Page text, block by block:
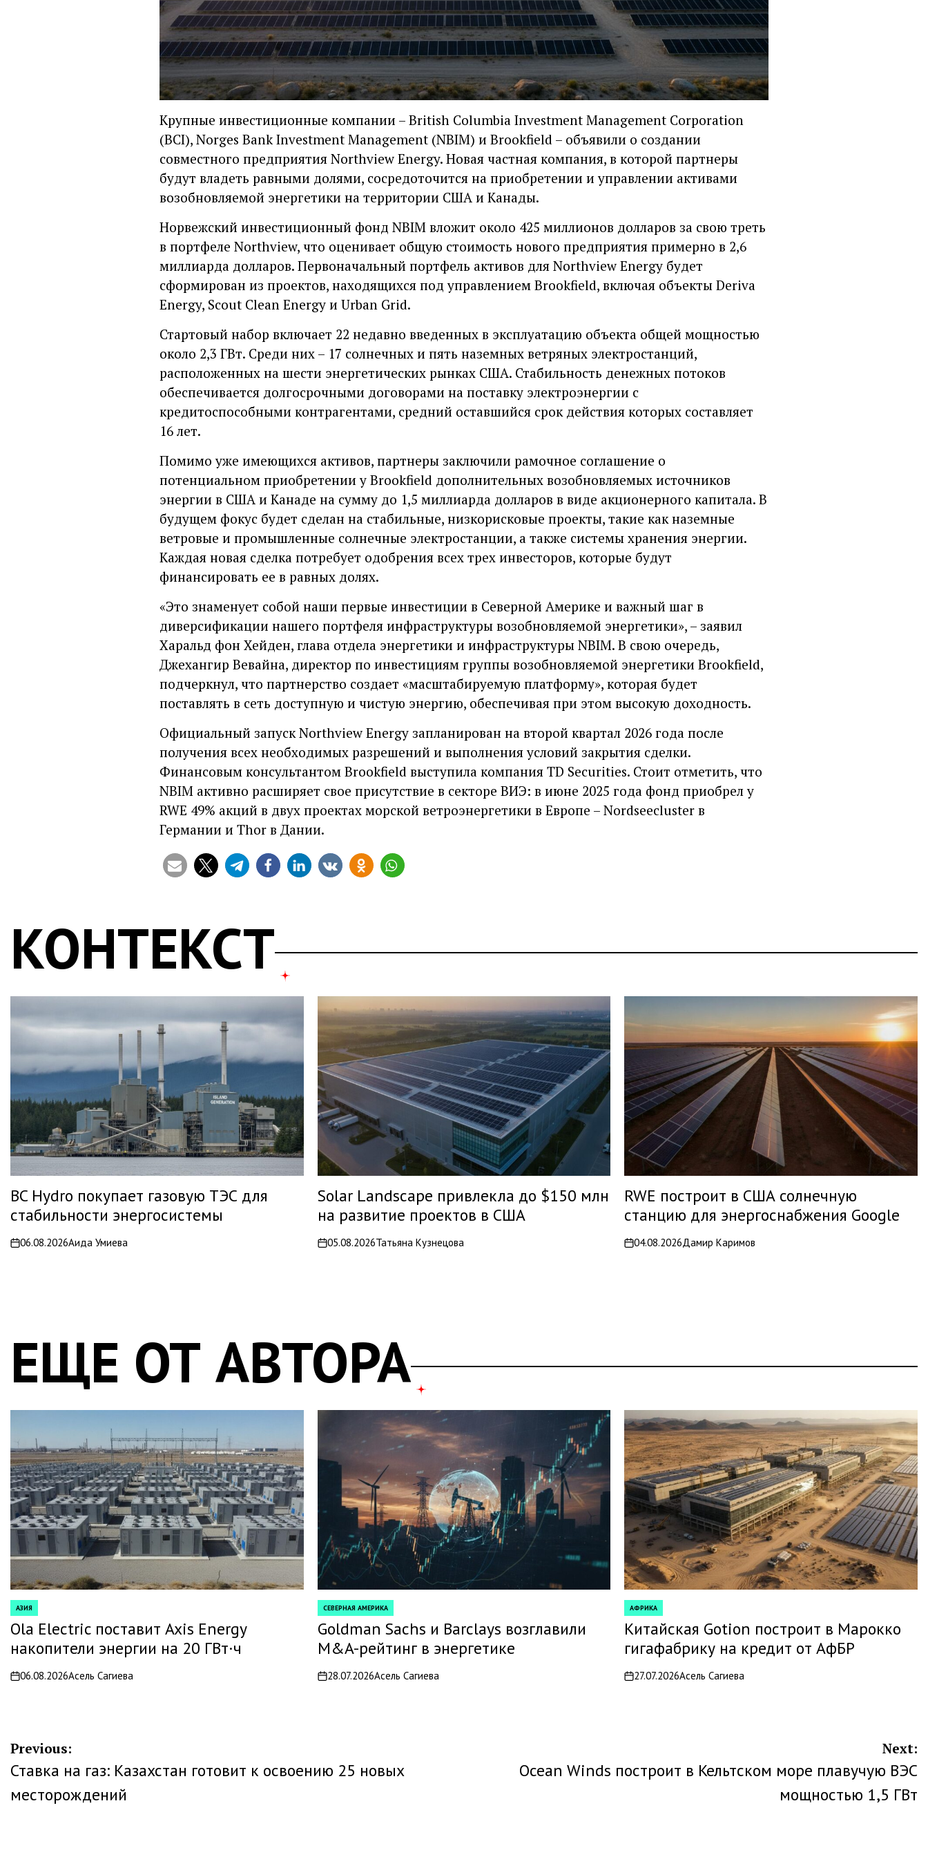
Крупные инвестиционные компании – British Columbia Investment Management Corporation
(BCI), Norges Bank Investment Management (NBIM) и Brookfield – объявили о создании
совместного предприятия Northview Energy. Новая частная компания, в которой партнеры
будут владеть равными долями, сосредоточится на приобретении и управлении активами
возобновляемой энергетики на территории США и Канады.
Норвежский инвестиционный фонд NBIM вложит около 425 миллионов долларов за свою треть
в портфеле Northview, что оценивает общую стоимость нового предприятия примерно в 2,6
миллиарда долларов. Первоначальный портфель активов для Northview Energy будет
сформирован из проектов, находящихся под управлением Brookfield, включая объекты Deriva
Energy, Scout Clean Energy и Urban Grid.
Стартовый набор включает 22 недавно введенных в эксплуатацию объекта общей мощностью
около 2,3 ГВт. Среди них – 17 солнечных и пять наземных ветряных электростанций,
расположенных на шести энергетических рынках США. Стабильность денежных потоков
обеспечивается долгосрочными договорами на поставку электроэнергии с
кредитоспособными контрагентами, средний оставшийся срок действия которых составляет
16 лет.
Помимо уже имеющихся активов, партнеры заключили рамочное соглашение о
потенциальном приобретении у Brookfield дополнительных возобновляемых источников
энергии в США и Канаде на сумму до 1,5 миллиарда долларов в виде акционерного капитала. В
будущем фокус будет сделан на стабильные, низкорисковые проекты, такие как наземные
ветровые и промышленные солнечные электростанции, а также системы хранения энергии.
Каждая новая сделка потребует одобрения всех трех инвесторов, которые будут
финансировать ее в равных долях.
«Это знаменует собой наши первые инвестиции в Северной Америке и важный шаг в
диверсификации нашего портфеля инфраструктуры возобновляемой энергетики», – заявил
Харальд фон Хейден, глава отдела энергетики и инфраструктуры NBIM. В свою очередь,
Джехангир Вевайна, директор по инвестициям группы возобновляемой энергетики Brookfield,
подчеркнул, что партнерство создает «масштабируемую платформу», которая будет
поставлять в сеть доступную и чистую энергию, обеспечивая при этом высокую доходность.
Официальный запуск Northview Energy запланирован на второй квартал 2026 года после
получения всех необходимых разрешений и выполнения условий закрытия сделки.
Финансовым консультантом Brookfield выступила компания TD Securities. Стоит отметить, что
NBIM активно расширяет свое присутствие в секторе ВИЭ: в июне 2025 года фонд приобрел у
RWE 49% акций в двух проектах морской ветроэнергетики в Европе – Nordseecluster в
Германии и Thor в Дании.
КОНТЕКСТ
BC Hydro покупает газовую ТЭС для
стабильности энергосистемы
on06.08.2026Аида Умиева
Solar Landscape привлекла до $150 млн
на развитие проектов в США
on05.08.2026Татьяна Кузнецова
RWE построит в США солнечную
станцию для энергоснабжения Google
on04.08.2026Дамир Каримов
ЕЩЕ ОТ АВТОРА
POSTED
IN
АЗИЯ
Ola Electric поставит Axis Energy
накопители энергии на 20 ГВт·ч
on06.08.2026Асель Сагиева
POSTED
IN
СЕВЕРНАЯ АМЕРИКА
Goldman Sachs и Barclays возглавили
M&A-рейтинг в энергетике
on28.07.2026Асель Сагиева
POSTED
IN
АФРИКА
Китайская Gotion построит в Марокко
гигафабрику на кредит от АфБР
on27.07.2026Асель Сагиева
Навигация
по
записям
Previous:
Ставка на газ: Казахстан готовит к освоению 25 новых
месторождений
Next:
Ocean Winds построит в Кельтском море плавучую ВЭС
мощностью 1,5 ГВт